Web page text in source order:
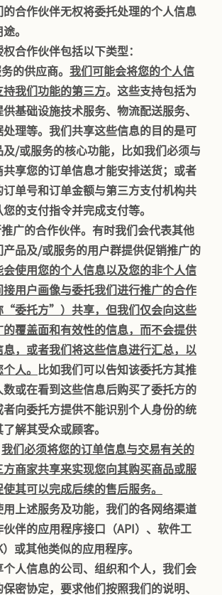
合作伙伴无权将委托处理的个人信息
。
合作伙伴包括以下类型：
的供应商。 我们可能会将您的个人信
持我们功能的第三方。这些支持包括为
基础设施技术服务、物流配送服务、
处理等。我们共享这些信息的目的是可
及/或服务的核心功能，比如我们必须与
共享您的订单信息才能安排送货；或者
订单号和订单金额与第三方支付机构共
的支付指令并完成支付等。
广的合作伙伴。有时我们会代表其他
产品及/或服务的用户群提供促销推广的
会使用您的个人信息以及您的非个人信
接用户画像与委托我们进行推广的合作
“委托方”）共享，但我们仅会向这些
的覆盖面和有效性的信息，而不会提供
，或者我们将这些信息进行汇总，以
人。
比如我们可以告知该委托方其推
数或在看到这些信息后购买了委托方的
者向委托方提供不能识别个人身份的统
解其受众或顾客。
我们必须将您的订单信息与交易有关的
方商家共享来实现您向其购买商品或服
其可以完成后续的售后服务。
用上述服务及功能，我们的各网络渠道
伴的应用程序接口（API）、软件工
或其他类似的应用程序。
个人信息的公司、组织和个人，我们会
密协定，要求他们按照我们的说明、